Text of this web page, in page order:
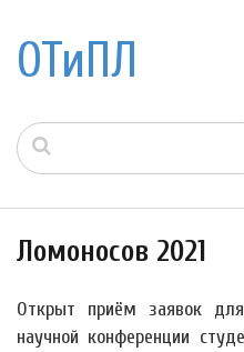
ОТиПЛ
Ломоносов 2021
Открыт приём заявок
научной конференции